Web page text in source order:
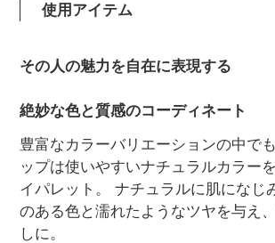
使用アイテム
その人の魅力を自在に表現する
絶妙な色と質感のコーディネート
豊富なカラーバリエーションの中で
ップは使いやすいナチュラルカラー
イパレット。 ナチュラルに肌になじ
のある色と濡れたようなツヤを与え
しに。